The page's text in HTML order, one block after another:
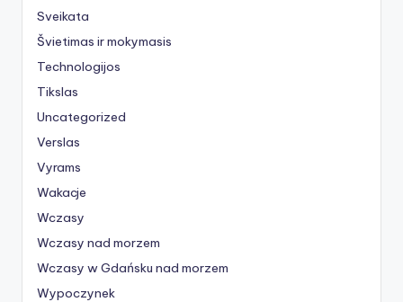
Sveikata
Švietimas ir mokymasis
Technologijos
Tikslas
Uncategorized
Verslas
Vyrams
Wakacje
Wczasy
Wczasy nad morzem
Wczasy w Gdańsku nad morzem
Wypoczynek